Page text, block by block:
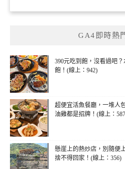
GA4即時熱
390元吃到飽，沒看過吧
飽！(線上：942)
超便宜活魚餐廳，一堆人
油雞都是招牌！(線上：
懸崖上的熱炒店，別隨便
捨不得回家！(線上：356)